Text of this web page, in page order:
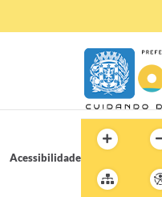
Acessibilidade